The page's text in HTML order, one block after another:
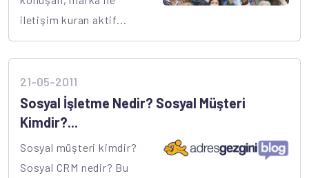
iletişim kuran aktif...
21-05-2011
Sosyal İşletme Nedir? Sosyal Müşteri
Kimdir?...
Sosyal müşteri kimdir?
Sosyal CRM nedir? Bu